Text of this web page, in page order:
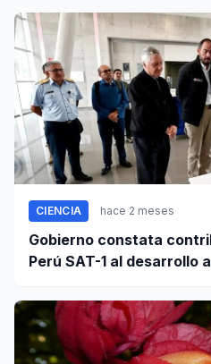
CIENCIA hace 2 meses
Gobierno constata
Perú SAT-1 al desarrollo